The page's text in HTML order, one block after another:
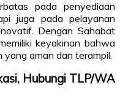
pada penyediaan
juga pada pelayanan
Dengan Sahabat
keyakinan bahwa
aman dan terampil.
Hubungi TLP/WA